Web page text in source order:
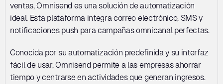
ventas, Omnisend es una solución de automatización
ideal. Esta plataforma integra correo electrónico, SMS y
notificaciones push para campañas omnicanal perfectas.
Conocida por su automatización predefinida y su interfaz
fácil de usar, Omnisend permite a las empresas ahorrar
tiempo y centrarse en actividades que generan ingresos.